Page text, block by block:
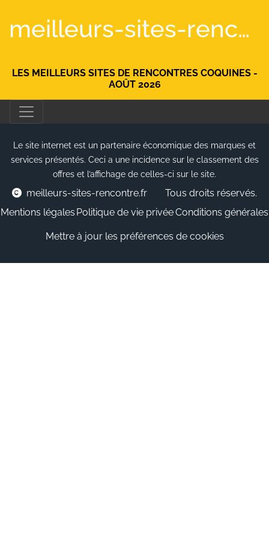
meilleurs-sites-rencontre.fr
LES MEILLEURS SITES DE RENCONTRES COQUINES -
AOÛT 2026
Le site internet est un partenaire économique des marques et
services présentés. Ceci a une incidence sur le classement des
offres et l’affichage de celles-ci sur le site.
meilleurs-sites-rencontre.fr
Tous droits réservés.
Mentions légales Politique de vie privéeConditions générales
Mettre à jour les préférences de cookies